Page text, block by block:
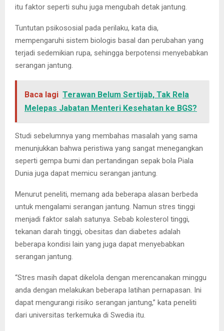
itu faktor seperti suhu juga mengubah detak jantung.
Tuntutan psikososial pada perilaku, kata dia,
mempengaruhi sistem biologis basal dan perubahan yang
terjadi sedemikian rupa, sehingga berpotensi menyebabkan
serangan jantung.
Baca lagi Terawan Belum Sertijab, Tak Rela
Melepas Jabatan Menteri Kesehatan ke BGS?
Studi sebelumnya yang membahas masalah yang sama
menunjukkan bahwa peristiwa yang sangat menegangkan
seperti gempa bumi dan pertandingan sepak bola Piala
Dunia juga dapat memicu serangan jantung.
Menurut peneliti, memang ada beberapa alasan berbeda
untuk mengalami serangan jantung. Namun stres tinggi
menjadi faktor salah satunya. Sebab kolesterol tinggi,
tekanan darah tinggi, obesitas dan diabetes adalah
beberapa kondisi lain yang juga dapat menyebabkan
serangan jantung.
“Stres masih dapat dikelola dengan merencanakan minggu
anda dengan melakukan beberapa latihan pernapasan. Ini
dapat mengurangi risiko serangan jantung,” kata peneliti
dari universitas terkemuka di Swedia itu.